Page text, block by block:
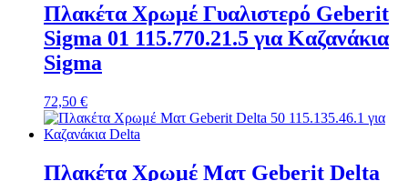
Πλακέτα Χρωμέ Γυαλιστερό Geberit
Sigma 01 115.770.21.5 για Καζανάκια
Sigma
72,50 €
Πλακέτα Χρωμέ Ματ Geberit Delta